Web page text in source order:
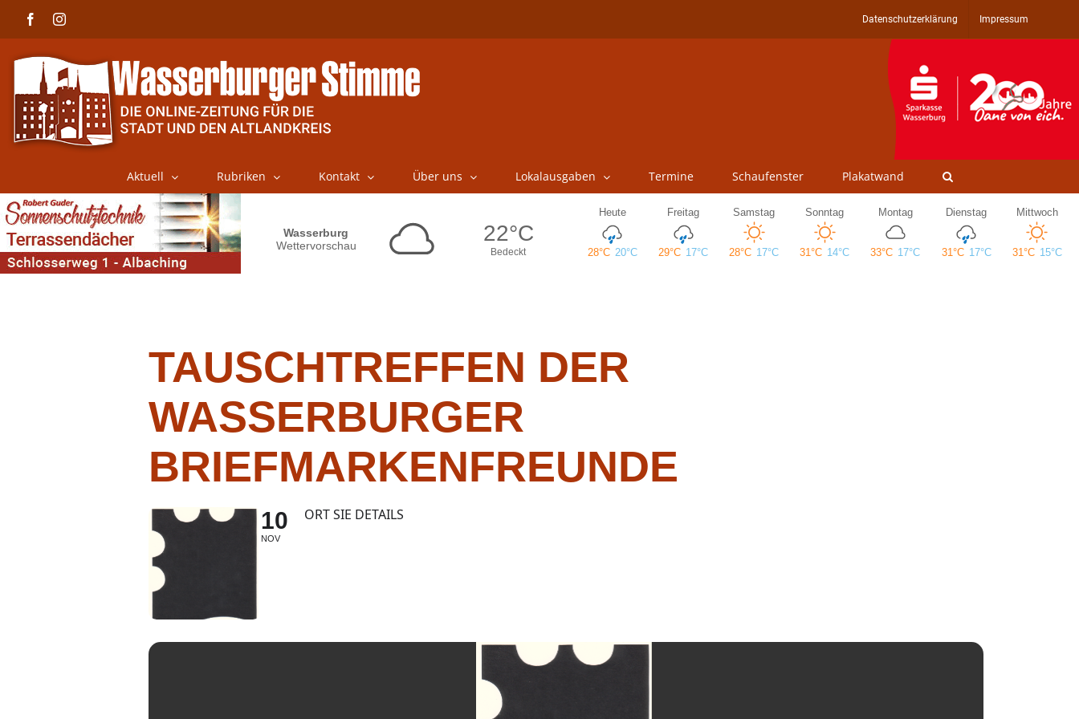
FacebookInstagram Datenschutzerklärung Impressum
Aktuell Rubriken Kontakt Über uns Lokalausgaben Termine Schaufenster Plakatwand
TAUSCHTREFFEN DER
WASSERBURGER
BRIEFMARKENFREUNDE
10
NOV
ORT SIE DETAILS